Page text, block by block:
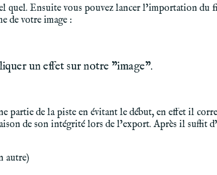
quel. Ensuite vous pouvez lancer l’importation du
de votre image :
un effet sur notre "image".
partie de la piste en évitant le début, en effet il
de son intégrité lors de l’export. Après il suffit
autre)